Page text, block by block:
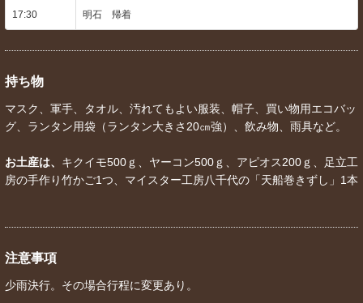
17:30 明石 帰着
持ち物
マスク、軍手、タオル、汚れてもよい服装、帽子、買い物用エコバッ
グ、ランタン用袋（ランタン大きさ20㎝強）、飲み物、雨具など。
お土産は、 キクイモ500ｇ、ヤーコン500ｇ、アピオス200ｇ、足立工
房の手作り竹かご1つ、マイスター工房八千代の「天船巻きずし」1本
注意事項
少雨決行。その場合行程に変更あり。